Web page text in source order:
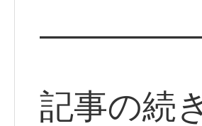
記事の続